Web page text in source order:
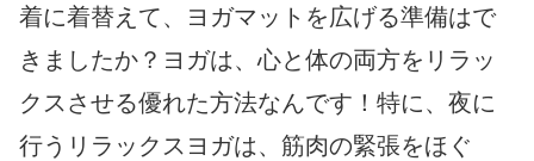
着に着替えて、ヨガマットを広げる準備はで
きましたか？ヨガは、心と体の両方をリラッ
クスさせる優れた方法なんです！特に、夜に
行うリラックスヨガは、筋肉の緊張をほぐ